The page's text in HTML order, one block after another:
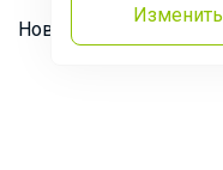
Изменить
Новости Команда